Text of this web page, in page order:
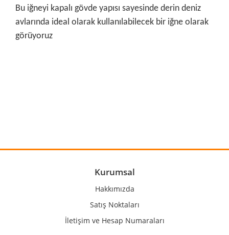
Bu iğneyi kapalı gövde yapısı sayesinde derin deniz
avlarında ideal olarak kullanılabilecek bir iğne olarak
görüyoruz
Ürün açıklamasında eksik bilgiler bulunuyor.
Ürün bilgilerinde hatalar bulunuyor.
Kurumsal
Hakkımızda
Satış Noktaları
İletişim ve Hesap Numaraları